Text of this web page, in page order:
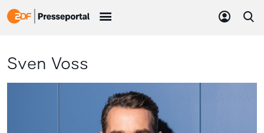
Sven Voss